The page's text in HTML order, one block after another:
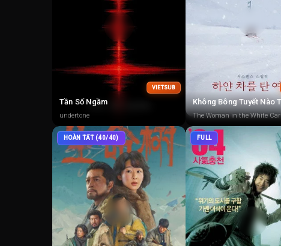
VIETSUB
Tần Số Ngầm
undertone The Woman in the White Car
HOÀN TẤT (40/40) FULL